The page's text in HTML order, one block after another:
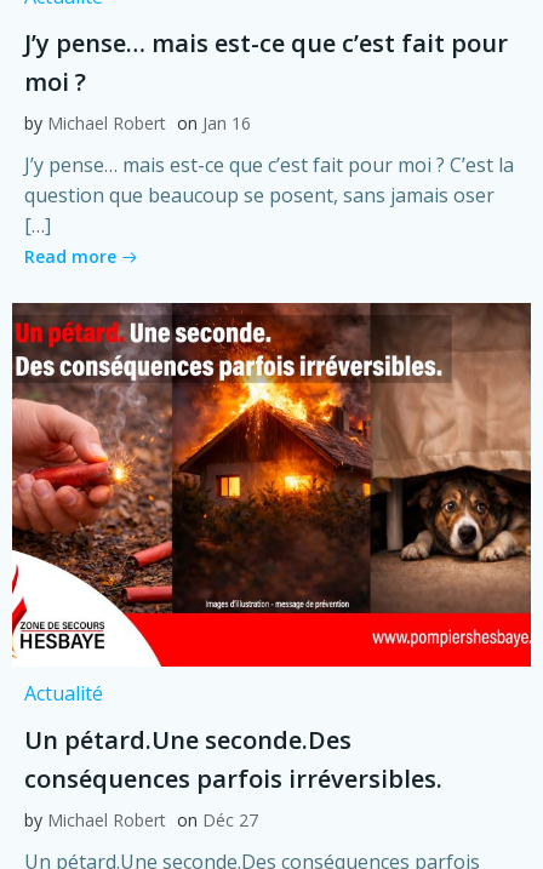
J’y pense… mais est-ce que c’est fait pour
moi ?
by Michael Robert on Jan 16
J’y pense… mais est-ce que c’est fait pour moi ? C’est la
question que beaucoup se posent, sans jamais oser
[…]
Read more
Actualité
Un pétard.Une seconde.Des
conséquences parfois irréversibles.
by Michael Robert on Déc 27
Un pétard.Une seconde.Des conséquences parfois